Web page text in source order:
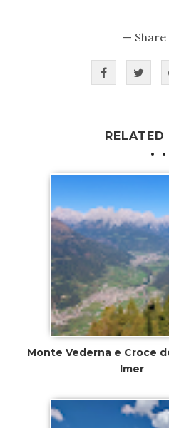
—
RELATED
Monte Vederna e Croce
Imer